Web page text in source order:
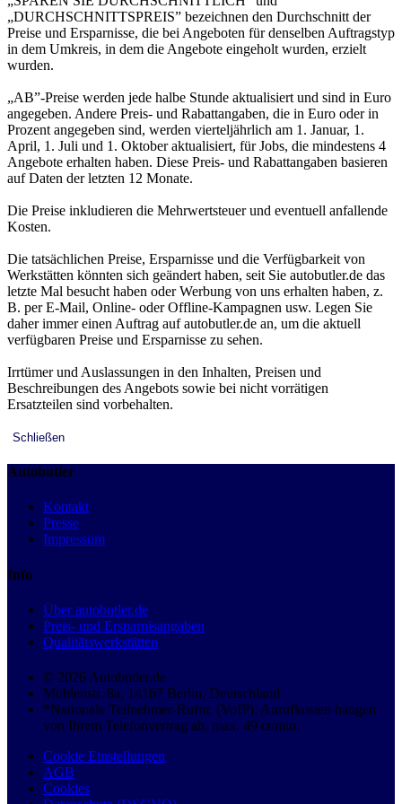
„DURCHSCHNITTSPREIS” bezeichnen den Durchschnitt der
Preise und Ersparnisse, die bei Angeboten für denselben Auftragstyp
in dem Umkreis, in dem die Angebote eingeholt wurden, erzielt
wurden.
„AB”-Preise werden jede halbe Stunde aktualisiert und sind in Euro
angegeben. Andere Preis- und Rabattangaben, die in Euro oder in
Prozent angegeben sind, werden vierteljährlich am 1. Januar, 1.
April, 1. Juli und 1. Oktober aktualisiert, für Jobs, die mindestens 4
Angebote erhalten haben. Diese Preis- und Rabattangaben basieren
auf Daten der letzten 12 Monate.
Die Preise inkludieren die Mehrwertsteuer und eventuell anfallende
Kosten.
Die tatsächlichen Preise, Ersparnisse und die Verfügbarkeit von
Werkstätten könnten sich geändert haben, seit Sie autobutler.de das
letzte Mal besucht haben oder Werbung von uns erhalten haben, z.
B. per E-Mail, Online- oder Offline-Kampagnen usw. Legen Sie
daher immer einen Auftrag auf autobutler.de an, um die aktuell
verfügbaren Preise und Ersparnisse zu sehen.
Irrtümer und Auslassungen in den Inhalten, Preisen und
Beschreibungen des Angebots sowie bei nicht vorrätigen
Ersatzteilen sind vorbehalten.
Schließen
Autobutler
Kontakt
Presse
Impressum
Info
Über autobutler.de
Preis- und Ersparnisangaben
Qualitätswerkstätten
© 2026 Autobutler.de
Mühlenstr. 8a, 14167 Berlin, Deutschland
*Nationale Teilnehmer-Rufnr. (VoIP), Anrufkosten hängen
von Ihrem Telefonvertrag ab, max. 49 ct/min.
Cookie Einstellungen
AGB
Cookies